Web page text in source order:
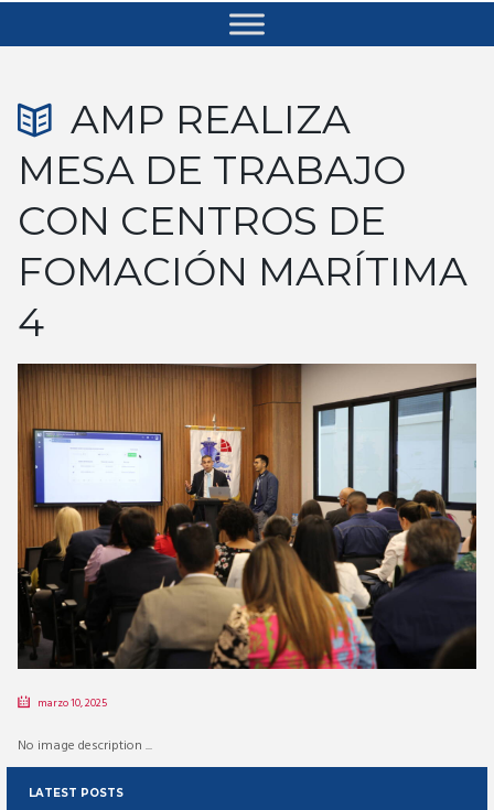
AMP REALIZA
MESA DE TRABAJO
CON CENTROS DE
FOMACIÓN MARÍTIMA
4
marzo 10, 2025
No image description ...
LATEST POSTS